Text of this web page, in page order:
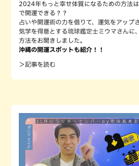
2024年もっと幸せ体質になるための方法は
で開運できる？？
占いや開運術の力を借りて、運気をアップ
気学を得意とする琉球鑑定士ミウマさんに
方法をお聞きしました。
沖縄の開運スポットも紹介！！
＞記事を読む